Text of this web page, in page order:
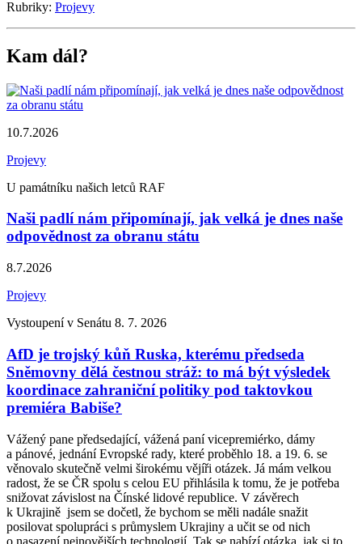
Rubriky: Projevy
Kam dál?
10.7.2026
Projevy
U památníku našich letců RAF
Naši padlí nám připomínají, jak velká je dnes naše
odpovědnost za obranu státu
8.7.2026
Projevy
Vystoupení v Senátu 8. 7. 2026
AfD je trojský kůň Ruska, kterému předseda
Sněmovny dělá čestnou stráž: to má být výsledek
koordinace zahraniční politiky pod taktovkou
premiéra Babiše?
Vážený pane předsedající, vážená paní vicepremiérko, dámy
a pánové, jednání Evropské rady, které proběhlo 18. a 19. 6. se
věnovalo skutečně velmi širokému vějíři otázek. Já mám velkou
radost, že se ČR spolu s celou EU přihlásila k tomu, že je potřeba
snižovat závislost na Čínské lidové republice. V závěrech
k Ukrajině jsem se dočetl, že bychom se měli nadále snažit
posilovat spolupráci s průmyslem Ukrajiny a učit se od nich
o nasazení nejnovějších technologií. Tak se nabízí otázka, jak si to